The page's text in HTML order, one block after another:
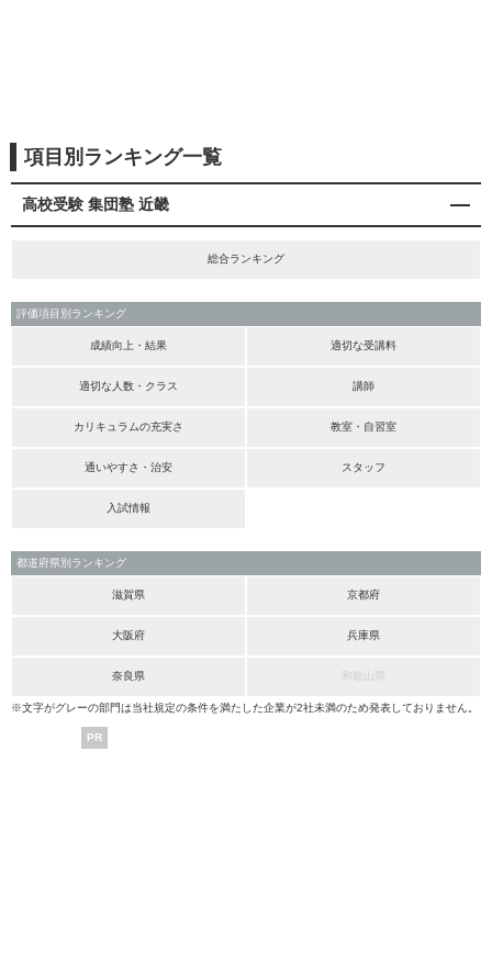
項目別ランキング一覧
高校受験 集団塾 近畿
総合ランキング
評価項目別ランキング
成績向上・結果 適切な受講料
適切な人数・クラス 講師
カリキュラムの充実さ 教室・自習室
通いやすさ・治安 スタッフ
入試情報
都道府県別ランキング
滋賀県 京都府
大阪府 兵庫県
奈良県 和歌山県
※文字がグレーの部門は当社規定の条件を満たした企業が2社未満のため発表しておりません。
PR